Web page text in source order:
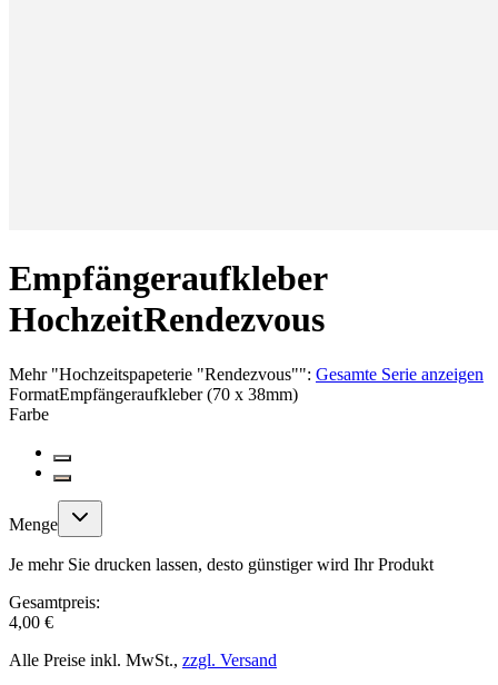
Empfängeraufkleber
HochzeitRendezvous
Mehr"Hochzeitspapeterie "Rendezvous"": Gesamte Serie anzeigen
FormatEmpfängeraufkleber (70 x 38mm)
Farbe
Menge
Je mehr Sie drucken lassen, desto günstiger wird Ihr Produkt
Gesamtpreis:
4,00 €
Alle Preise inkl. MwSt., zzgl. Versand